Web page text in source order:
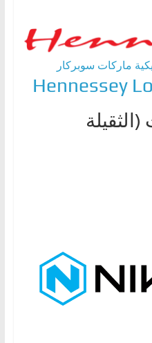
ماركات سوبركار